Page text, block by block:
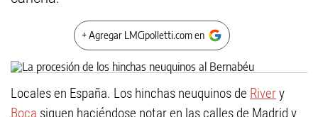
+ Agregar LMCipolletti.com en
Locales en España. Los hinchas neuquinos de Rivery
Boca siguen haciéndose notar en las calles de Madrid y